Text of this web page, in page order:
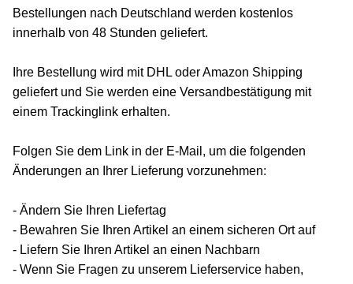
Bestellungen nach Deutschland werden kostenlos
innerhalb von 48 Stunden geliefert.
Ihre Bestellung wird mit DHL oder Amazon Shipping
geliefert und Sie werden eine Versandbestätigung mit
einem Trackinglink erhalten.
Folgen Sie dem Link in der E-Mail, um die folgenden
Änderungen an Ihrer Lieferung vorzunehmen:
- Ändern Sie Ihren Liefertag
- Bewahren Sie Ihren Artikel an einem sicheren Ort auf
- Liefern Sie Ihren Artikel an einen Nachbarn
- Wenn Sie Fragen zu unserem Lieferservice haben,